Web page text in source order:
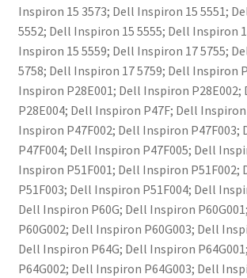
Inspiron 15 3573; Dell Inspiron 15 5551;
5552; Dell Inspiron 15 5555; Dell Inspiron
Inspiron 15 5559; Dell Inspiron 17 5755;
5758; Dell Inspiron 17 5759; Dell Inspiron
Inspiron P28E001; Dell Inspiron
P28E004; Dell Inspiron P47F; Dell
Inspiron P47F002; Dell Inspiron P47F003;
P47F004; Dell Inspiron P47F005; Dell
Inspiron P51F001; Dell Inspiron P51F002;
P51F003; Dell Inspiron P51F004; Dell
Dell Inspiron P60G; Dell Inspiron
P60G002; Dell Inspiron P60G003; Dell
Dell Inspiron P64G; Dell Inspiron
P64G002; Dell Inspiron P64G003; Dell